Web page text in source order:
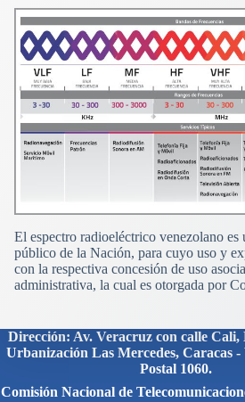
El espectro radioeléctrico venezolano
público de la Nación, para cuyo uso y
con la respectiva concesión de uso
administrativa, la cual es otorgada por
Dirección: Av. Veracruz con calle
Urbanización Las Mercedes, Caracas -
Postal 1060.
Comisión Nacional de